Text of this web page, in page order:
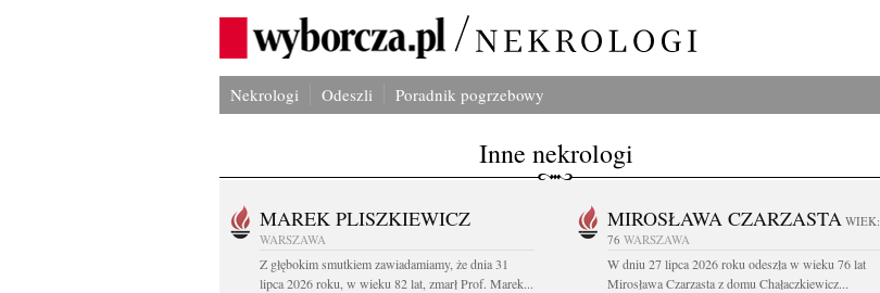
Nekrologi Odeszli Poradnik pogrzebowy
Inne nekrologi
MAREK PLISZKIEWICZ
WARSZAWA
Z głębokim smutkiem zawiadamiamy, że dnia 31
lipca 2026 roku, w wieku 82 lat, zmarł Prof. Marek...
MIROSŁAWA CZARZASTA WIEK:
76 WARSZAWA
W dniu 27 lipca 2026 roku odeszła w wieku 76 lat
Mirosława Czarzasta z domu Chałaczkiewicz...